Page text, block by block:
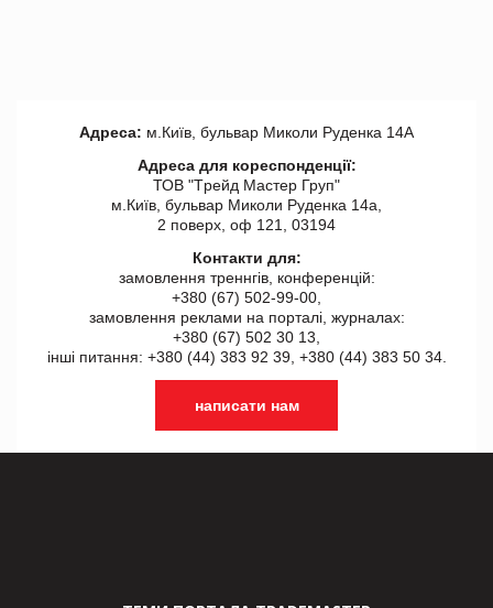
Адреса: м.Київ, бульвар Миколи Руденка 14А
Адреса для кореспонденції:
ТОВ "Tрейд Мастер Груп"
м.Київ, бульвар Миколи Руденка 14а,
2 поверх, оф 121, 03194
Контакти для:
замовлення треннгів, конференцій:
+380 (67) 502-99-00,
замовлення реклами на порталі, журналах:
+380 (67) 502 30 13,
інші питання: +380 (44) 383 92 39, +380 (44) 383 50 34.
написати нам